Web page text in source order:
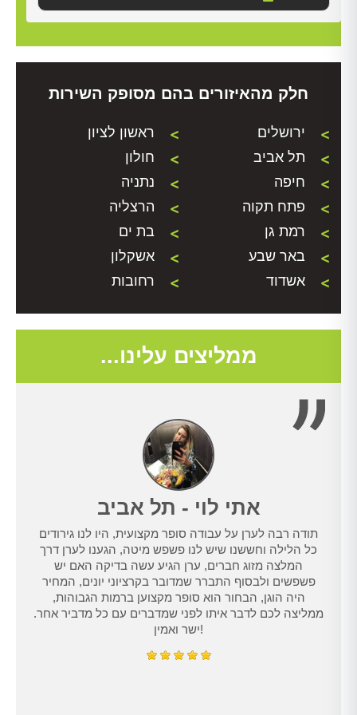
חלק מהאיזורים בהם מסופק השירות
ירושלים
ראשון לציון
תל אביב
חולון
חיפה
נתניה
פתח תקוה
הרצליה
רמת גן
בת ים
באר שבע
אשקלון
אשדוד
רחובות
ממליצים עלינו...
אתי לוי - תל אביב
תודה רבה לערן על עבודה סופר מקצועית, היו לנו גירודים
כל הלילה וחששנו שיש לנו פשפש מיטה, הגענו לערן דרך
המלצה מזוג חברים, ערן הגיע עשה בדיקה האם יש
פשפשים ולבסוף התברר שמדובר בקרציוני יונים, המחיר
היה הוגן, הבחור הוא סופר מקצוען ברמות הגבוהות,
ממליצה לכם לדבר איתו לפני שמדברים עם כל מדביר אחר.
ישר ואמין!